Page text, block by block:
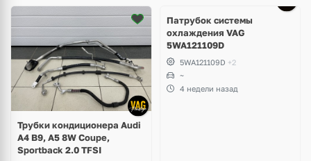
Трубки кондиционера Audi
A4 B9, A5 8W Coupe,
Sportback 2.0 TFSI
Патрубок системы
охлаждения VAG
5WA121109D
5WA121109D +2
~
4 недели назад